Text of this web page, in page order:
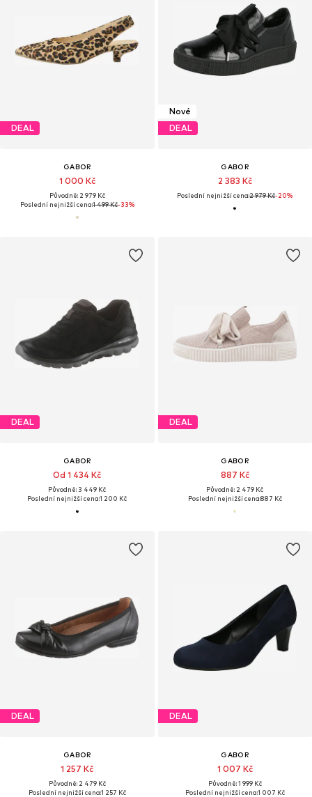
DEAL
GABOR
1 000 Kč
Původně: 2 979 Kč
Poslední nejnižší cena:1 499 Kč-33%
Nové
DEAL
GABOR
2 383 Kč
Poslední nejnižší cena:2 979 Kč-20%
DEAL
GABOR
Od 1 434 Kč
Původně: 3 449 Kč
Poslední nejnižší cena:1 200 Kč
DEAL
GABOR
887 Kč
Původně: 2 479 Kč
Poslední nejnižší cena:887 Kč
DEAL
GABOR
1 257 Kč
Původně: 2 479 Kč
Poslední nejnižší cena:1 257 Kč
DEAL
GABOR
1 007 Kč
Původně: 1 999 Kč
Poslední nejnižší cena:1 007 Kč